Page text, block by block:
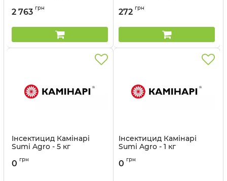
2 763 грн 272 грн
Інсектицид Камінарі
Sumi Agro - 5 кг
0 грн
Інсектицид Камінарі
Sumi Agro - 1 кг
0 грн